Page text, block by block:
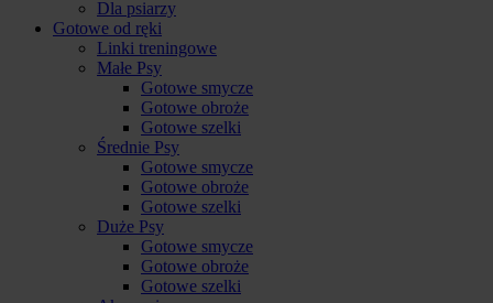
Dla psiarzy
Gotowe od ręki
Linki treningowe
Małe Psy
Gotowe smycze
Gotowe obroże
Gotowe szelki
Średnie Psy
Gotowe smycze
Gotowe obroże
Gotowe szelki
Duże Psy
Gotowe smycze
Gotowe obroże
Gotowe szelki